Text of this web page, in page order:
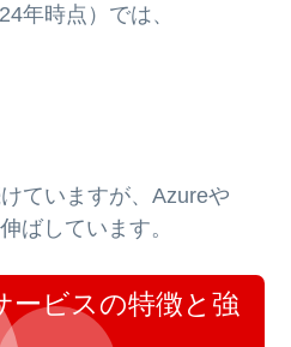
年時点）では、
ていますが、Azureや
ばしています。
ービスの特徴と強